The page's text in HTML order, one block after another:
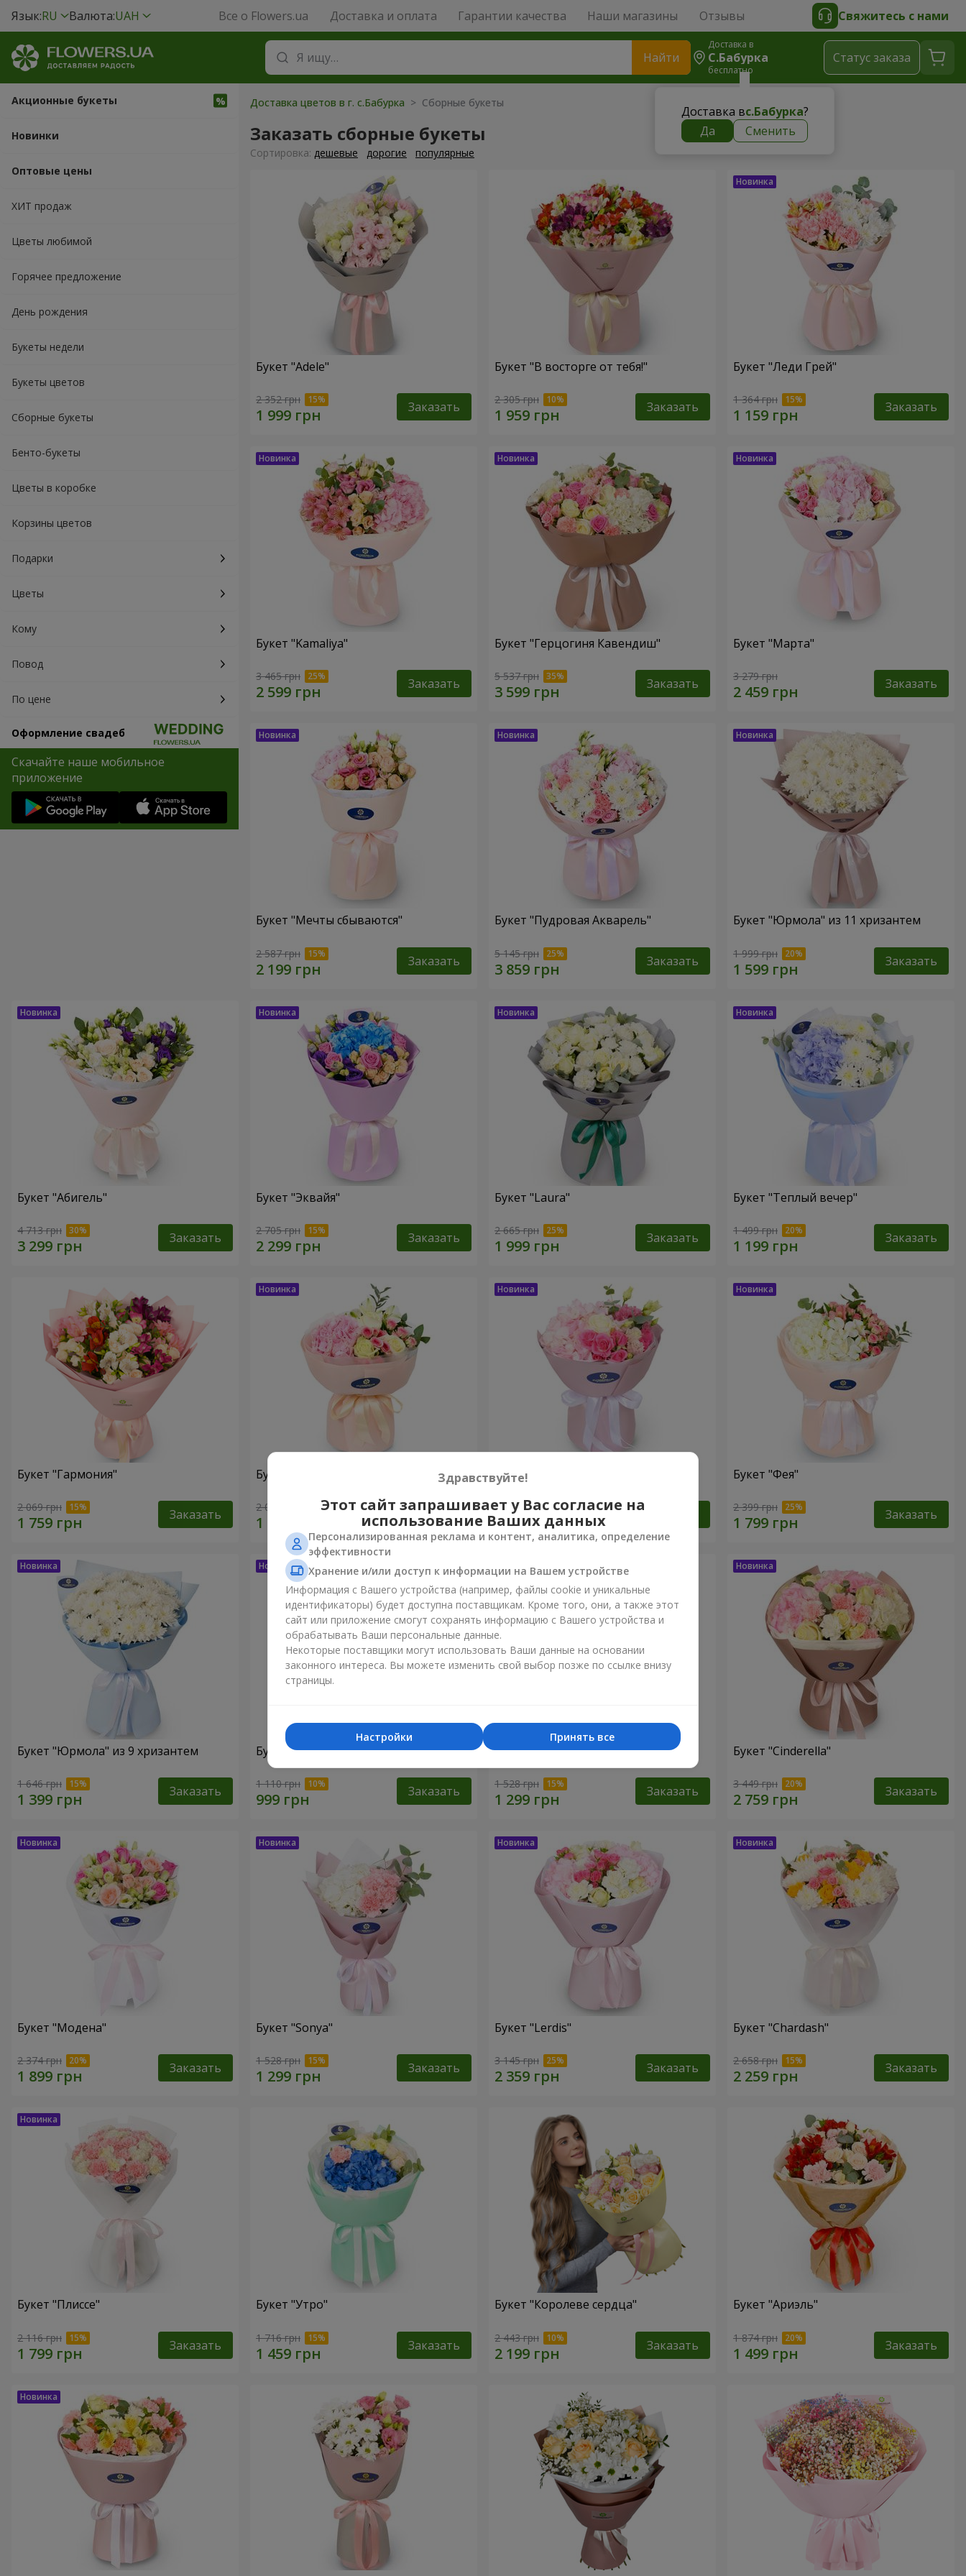
Язык:RU Валюта:UAH Все о Flowers.ua Доставка и оплата Гарантии качества Наши магазины Отзывы Свяжитесь с нами
Найти
Доставка в
С.Бабурка
бесплатно
Доставка вс.Бабурка?
Да
Сменить
Cтатус заказа
Акционные букеты
Новинки
Оптовые цены
ХИТ продаж
Цветы любимой
Горячее предложение
День рождения
Букеты недели
Букеты цветов
Сборные букеты
Бенто-букеты
Цветы в коробке
Корзины цветов
Подарки
Цветы
Кому
Повод
По цене
Оформление свадеб
Скачайте наше мобильное
приложение
Доставка цветов в г. с.Бабурка > Сборные букеты
Заказать сборные букеты
Cортировка: дешевые дорогие популярные
Букет "Adele"
2 352 грн Заказать
Букет "В восторге от тебя!"
2 305 грн Заказать
Букет "Леди Грей"
1 364 грн Заказать
Букет "Kamaliya"
3 465 грн Заказать
Букет "Герцогиня Кавендиш"
5 537 грн Заказать
Букет "Марта"
3 279 грн Заказать
Букет "Мечты сбываются"
2 587 грн Заказать
Букет "Пудровая Акварель"
5 145 грн Заказать
Букет "Юрмола" из 11 хризантем
1 999 грн Заказать
Букет "Абигель"
4 713 грн Заказать
Букет "Эквайя"
2 705 грн Заказать
Букет "Laura"
2 665 грн Заказать
Букет "Теплый вечер"
1 499 грн Заказать
Букет "Гармония"
2 069 грн Заказать
Букет "El Monte"
2 069 грн Заказать
Букет "Margaret"
1 843 грн
Букет "Фея"
2 399 грн Заказать
Букет "Юрмола" из 9 хризантем
1 646 грн Заказать
Букет "Белая гортензия"
1 110 грн Заказать
Букет "Sentiment"
1 528 грн Заказать
Букет "Cinderella"
3 449 грн Заказать
Букет "Модена"
2 374 грн Заказать
Букет "Sonya"
1 528 грн Заказать
Букет "Lerdis"
3 145 грн Заказать
Букет "Chardash"
2 658 грн Заказать
Букет "Плиссе"
2 116 грн Заказать
Букет "Утро"
1 716 грн Заказать
Букет "Королеве сердца"
2 443 грн Заказать
Букет "Ариэль"
1 874 грн Заказать
Здравствуйте!
Этот сайт запрашивает у Вас согласие на
использование Ваших данных
Персонализированная реклама и контент, аналитика, определение
эффективности
Хранение и/или доступ к информации на Вашем устройстве
Информация с Вашего устройства (например, файлы cookie и уникальные
идентификаторы) будет доступна поставщикам. Кроме того, они, а также этот
сайт или приложение смогут сохранять информацию с Вашего устройства и
обрабатывать Ваши персональные данные.
Некоторые поставщики могут использовать Ваши данные на основании
законного интереса. Вы можете изменить свой выбор позже по ссылке внизу
страницы.
Принять все
Настройки